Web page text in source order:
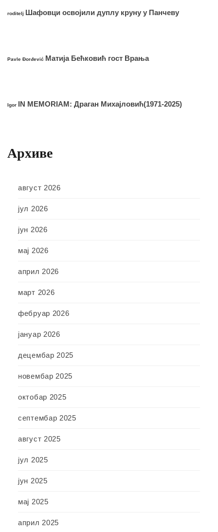
roditelj Шафовци освојили дуплу круну у Панчеву
Pavle Đorđević Матија Бећковић гост Врања
Igor IN MEMORIAM: Драган Михајловић(1971-2025)
Архиве
август 2026
јул 2026
јун 2026
мај 2026
април 2026
март 2026
фебруар 2026
јануар 2026
децембар 2025
новембар 2025
октобар 2025
септембар 2025
август 2025
јул 2025
јун 2025
мај 2025
април 2025